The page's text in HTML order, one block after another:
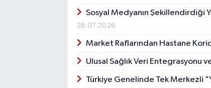
Sosyal Medyanın Şekillendirdiği
28.07.2026
Market Raflarından Hastane
Ulusal Sağlık Veri Entegrasyonu
Türkiye Genelinde Tek Merkezli